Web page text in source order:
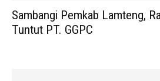
Sambangi Pemkab Lamteng,
Tuntut PT. GGPC